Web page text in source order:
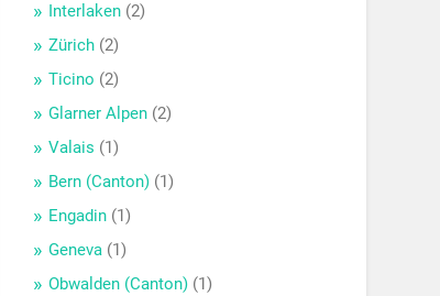
Interlaken (2)
Zürich (2)
Ticino (2)
Glarner Alpen (2)
Valais (1)
Bern (Canton) (1)
Engadin (1)
Geneva (1)
Obwalden (Canton) (1)